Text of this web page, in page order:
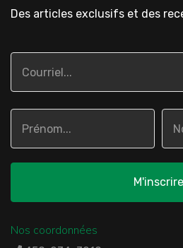
Des articles exclusifs et des
Nos coordonnées